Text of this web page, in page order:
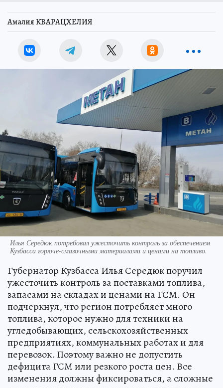
Амалия КВАРАЦХЕЛИЯ
Илья Середюк потребовал ужесточить контроль за обеспечением
Кузбасса горюче-смазочными материалами и ценами на топливо.
Губернатор Кузбасса Илья Середюк поручил
ужесточить контроль за поставками топлива,
запасами на складах и ценами на ГСМ. Он
подчеркнул, что регион потребляет много
топлива, которое нужно для техники на
угледобывающих, сельскохозяйственных
предприятиях, коммунальных работах и для
перевозок. Поэтому важно не допустить
дефицита ГСМ или резкого роста цен. Все
изменения должны фиксироваться, а сложные